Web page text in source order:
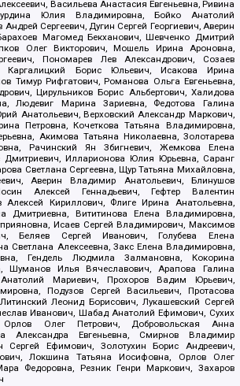
Васильева Анастасия Евгеньевна, Ривина
Юлия Владимировна, Бойко Анатолий
Сергеевич, Дугин Сергей Георгиевич, Аверин
Магомед Бекханович, Шевченко Дмитрий
Олег Викторович, Мошель Ирина Ароновна,
Пономарев Лев Александрович, Созаев
Каргалицкий Борис Юльевич, Исакова Ирина
Тимур Рифгатович, Романова Ольга Евгеньевна,
Цирульников Борис Альбертович, Халидова
Людевиг Марина Зариевна, Федотова Галина
Анатольевич, Верховский Александр Маркович,
Петровна, Кочеткова Татьяна Владимировна,
Акимова Татьяна Николаевна, Золотарева
Рачинский Ян Збигневич, Жемкова Елена
Дмитриевич, Илларионова Юлия Юрьевна, Саранг
Светлана Сергеевна, Щур Татьяна Михайловна,
Аверин Владимир Анатольевич, Блинушов
Алексей Геннадьевич, Гефтер Валентин
Кириллович, Флиге Ирина Анатольевна,
Дмитриевна, Вититинова Елена Владимировна,
Исаев Сергей Владимирович, Максимов
Беляев Сергей Иванович, Голубева Елена
Светлана Алексеевна, Закс Елена Владимировна,
Гендель Людмила Залмановна, Кокорина
Шуманов Илья Вячеславович, Арапова Галина
Мариевич, Прохоров Вадим Юрьевич,
Подузов Сергей Васильевич, Протасова
Леонид Борисович, Лукашевский Сергей
Иванович, Шабад Анатолий Ефимович, Сухих
Олег Петрович, Добровольская Анна
Александра Евгеньевна, Смирнов Владимир
Сергей Ефимович, Золотухин Борис Андреевич,
Локшина Татьяна Иосифовна, Орлов Олег
Федоровна, Резник Генри Маркович, Захаров